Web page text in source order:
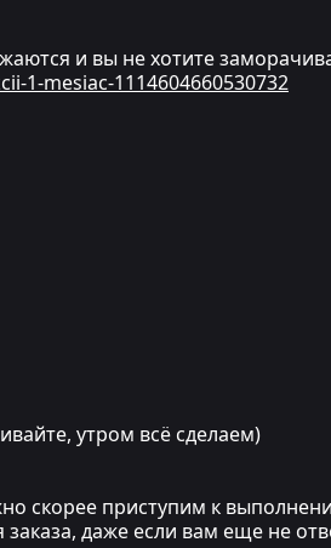
и вы не хотите
mesiac-1114604660530732
утром всё сделаем)
скорее приступим к
даже если вам еще не